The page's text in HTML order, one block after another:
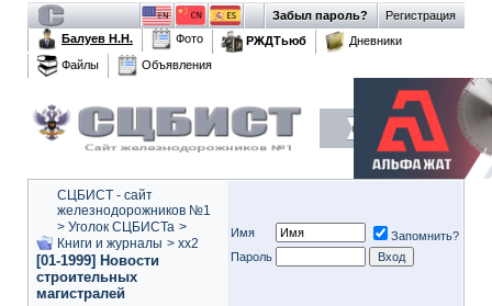
Регистрация
Забыл пароль?
Балуев Н.Н.
Фото РЖДТьюб
Дневники
Файлы
Объявления
СЦБИСТ - сайт
железнодорожников №1
> Уголок СЦБИСТа >
Книги и журналы > xx2
[01-1999] Новости
строительных
магистралей
Имя
Запомнить?
Пароль